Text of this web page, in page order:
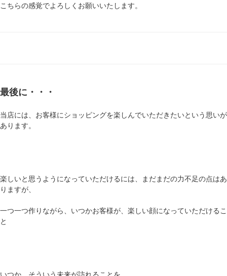
こちらの感覚でよろしくお願いいたします。
最後に・・・
当店には、お客様にショッピングを楽しんでいただきたいという思いが
あります。
楽しいと思うようになっていただけるには、まだまだの力不足の点はあ
りますが、
一つ一つ作りながら、いつかお客様が、楽しい顔になっていただけるこ
と